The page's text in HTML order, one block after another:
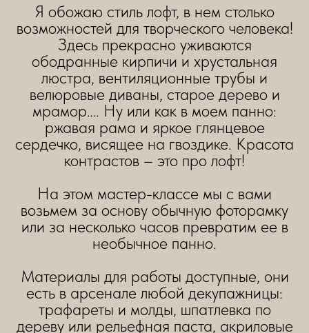
Я обожаю стиль лофт, в нем столько
возможностей для творческого человека!
Здесь прекрасно уживаются
ободранные кирпичи и хрустальная
люстра, вентиляционные трубы и
велюровые диваны, старое дерево и
мрамор…. Ну или как в моем панно:
ржавая рама и яркое глянцевое
сердечко, висящее на гвоздике. Красота
контрастов – это про лофт!
На этом мастер-классе мы с вами
возьмем за основу обычную фоторамку
или за несколько часов превратим ее в
необычное панно.
Материалы для работы доступные, они
есть в арсенале любой декупажницы:
трафареты и молды, шпатлевка по
дереву или рельефная паста, акриловые